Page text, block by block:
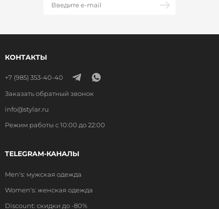
КОНТАКТЫ
+7 (985) 353-40-40
Заказать обратный звонок
info@stylar.ru
Режим работы с 10:00 до 22:00
TELEGRAM-КАНАЛЫ
Men's: мужская одежда
Women's: женская одежда
Discount: скидки до -80%